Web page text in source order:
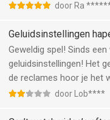
door Ra
Geluidsinstellingen
Geweldig spel! Sinds
geluidsinstellingen! Het
de reclames hoor je het
door Lob****